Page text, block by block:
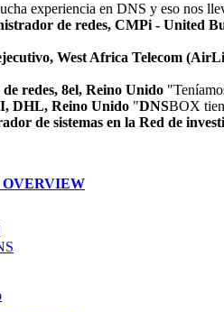
experiencia en DNS y eso nos
de redes, CMPi - United
West Africa Telecom
redes, 8el, Reino Unido
DHL, Reino Unido "DNSBOX
de sistemas en la Red de
OVERVIEW